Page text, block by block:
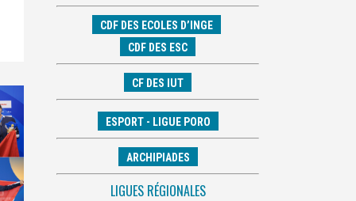
CDF DES ECOLES D’INGE
CDF DES ESC
CF DES IUT
ESPORT - LIGUE PORO
ARCHIPIADES
LIGUES RÉGIONALES